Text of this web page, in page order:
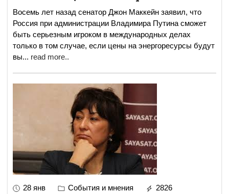
Восемь лет назад сенатор Джон Маккейн заявил, что
Россия при администрации Владимира Путина сможет
быть серьезным игроком в международных делах
только в том случае, если цены на энергоресурсы будут
вы... read more..
28 янв События и мнения
2826